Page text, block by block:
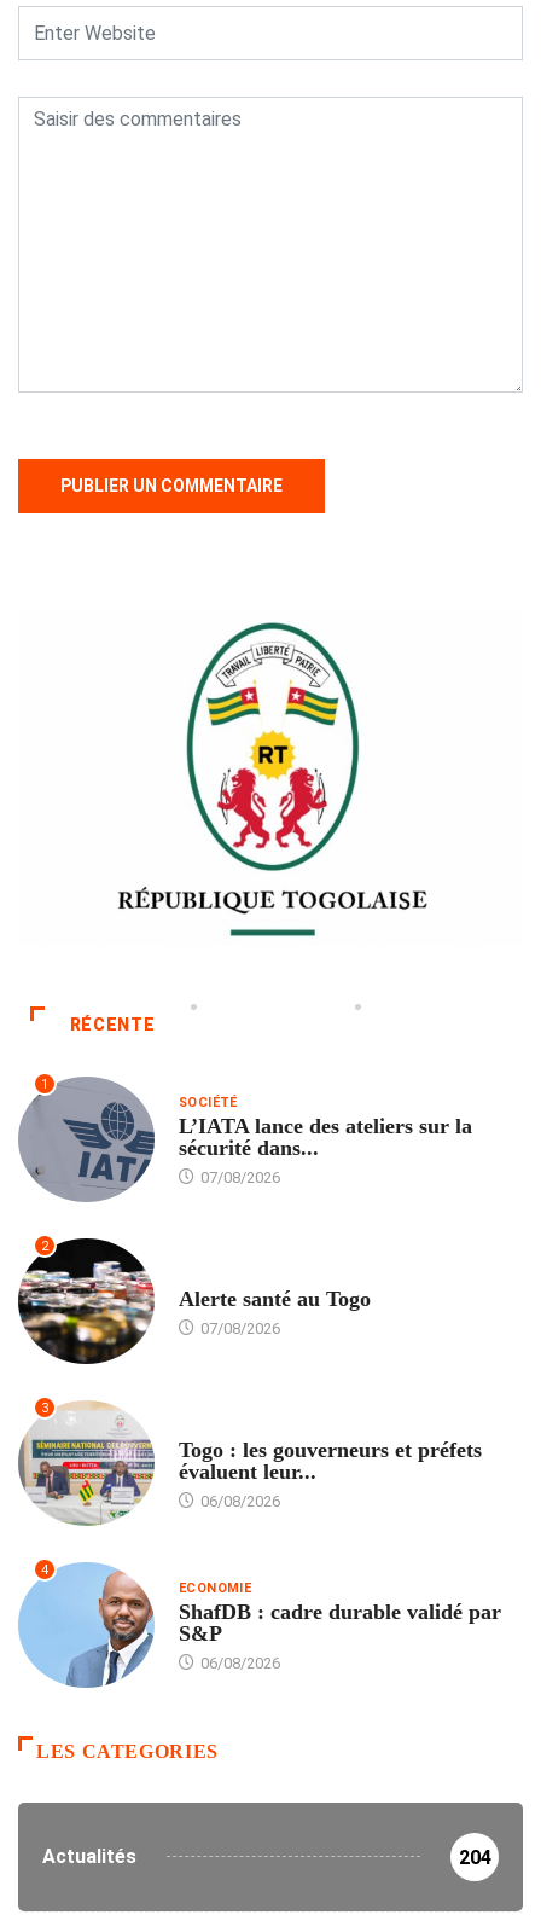
RÉCENTE
1
SOCIÉTÉ
L’IATA lance des ateliers sur la
sécurité dans...
07/08/2026
2
Alerte santé au Togo
07/08/2026
3
Togo : les gouverneurs et préfets
évaluent leur...
06/08/2026
4
ECONOMIE
ShafDB : cadre durable validé par
S&P
06/08/2026
LES CATEGORIES
Actualités 204